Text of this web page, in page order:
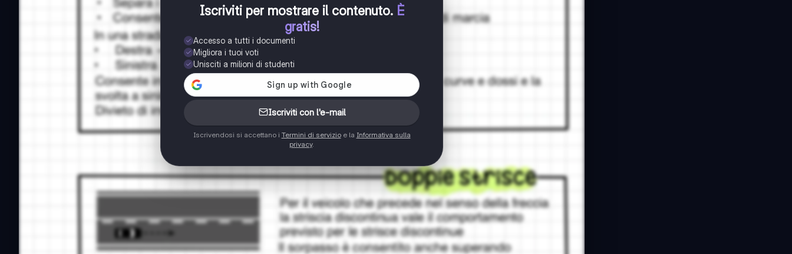
Iscriviti per mostrare il contenuto. È
gratis!
Accesso a tutti i documenti
Migliora i tuoi voti
Unisciti a milioni di studenti
Iscriviti con l'e-mail
Iscrivendosi si accettano i Termini di servizioe la Informativa sulla
privacy.